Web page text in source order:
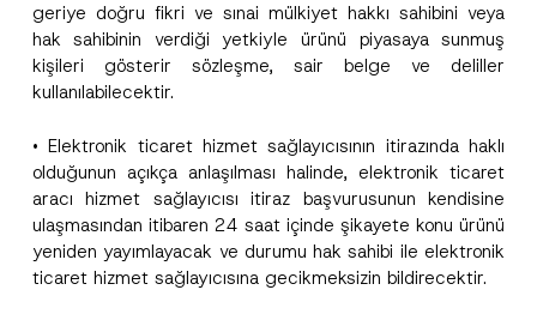
geriye doğru fikri ve sınai mülkiyet hakkı sahibini veya
hak sahibinin verdiği yetkiyle ürünü piyasaya sunmuş
kişileri gösterir sözleşme, sair belge ve deliller
kullanılabilecektir.
• Elektronik ticaret hizmet sağlayıcısının itirazında haklı
olduğunun açıkça anlaşılması halinde, elektronik ticaret
aracı hizmet sağlayıcısı itiraz başvurusunun kendisine
ulaşmasından itibaren 24 saat içinde şikayete konu ürünü
yeniden yayımlayacak ve durumu hak sahibi ile elektronik
ticaret hizmet sağlayıcısına gecikmeksizin bildirecektir.
Ad*
N
o
t
c